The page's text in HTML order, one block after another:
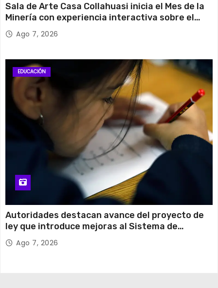
Sala de Arte Casa Collahuasi inicia el Mes de la
Minería con experiencia interactiva sobre el
cobreAgo 7, 2026
EDUCACIÓN
Autoridades destacan avance del proyecto de
ley que introduce mejoras al Sistema de
Admisión Escolar
Ago 7, 2026